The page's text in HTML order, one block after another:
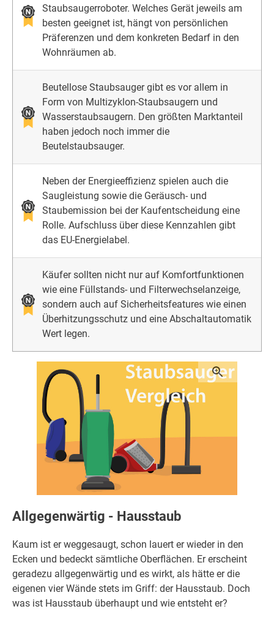
Staubsaugerroboter. Welches Gerät jeweils am
besten geeignet ist, hängt von persönlichen
Präferenzen und dem konkreten Bedarf in den
Wohnräumen ab.
Beutellose Staubsauger gibt es vor allem in
Form von Multizyklon-Staubsaugern und
Wasserstaubsaugern. Den größten Marktanteil
haben jedoch noch immer die
Beutelstaubsauger.
Neben der Energieeffizienz spielen auch die
Saugleistung sowie die Geräusch- und
Staubemission bei der Kaufentscheidung eine
Rolle. Aufschluss über diese Kennzahlen gibt
das EU-Energielabel.
Käufer sollten nicht nur auf Komfortfunktionen
wie eine Füllstands- und Filterwechselanzeige,
sondern auch auf Sicherheitsfeatures wie einen
Überhitzungsschutz und eine Abschaltautomatik
Wert legen.
Allgegenwärtig - Hausstaub
Kaum ist er weggesaugt, schon lauert er wieder in den
Ecken und bedeckt sämtliche Oberflächen. Er erscheint
geradezu allgegenwärtig und es wirkt, als hätte er die
eigenen vier Wände stets im Griff: der Hausstaub. Doch
was ist Hausstaub überhaupt und wie entsteht er?